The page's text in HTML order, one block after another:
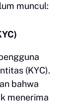
muncul:
(KYC).
bahwa
menerima